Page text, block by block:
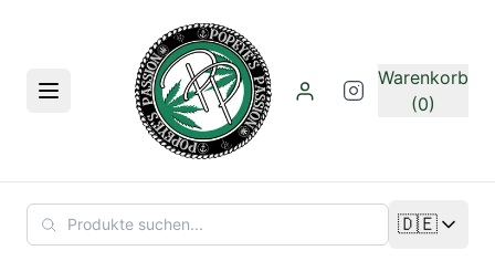
Menü
Warenkorb
(0)
🇩🇪
Sprache